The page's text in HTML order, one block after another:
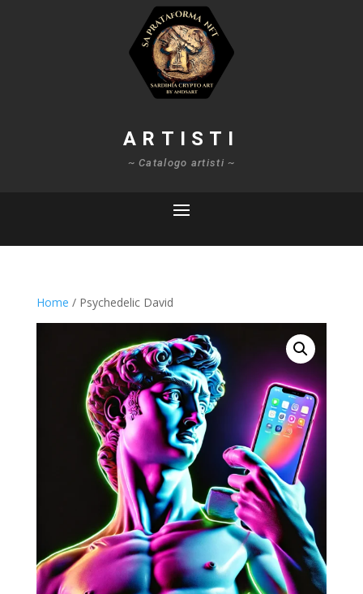
ARTISTI
~ Catalogo artisti ~
Home / Psychedelic David